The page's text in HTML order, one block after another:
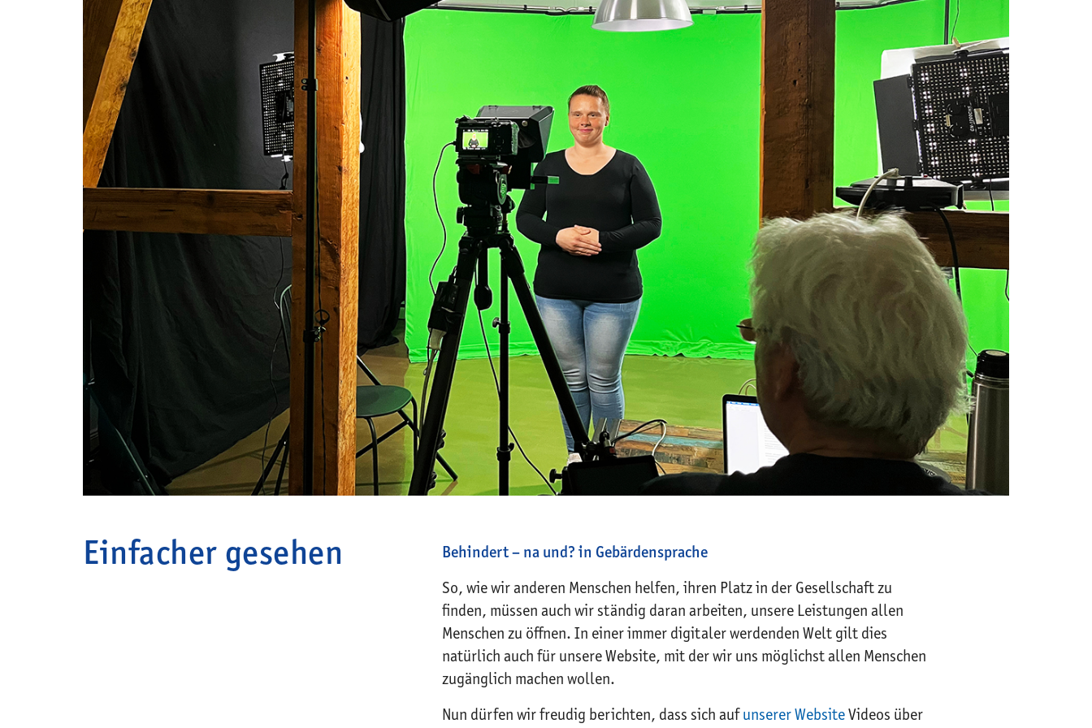
Einfacher gesehen Behindert – na und? in Gebärdensprache
So, wie wir anderen Menschen helfen, ihren Platz in der Gesellschaft zu
finden, müssen auch wir ständig daran arbeiten, unsere Leistungen allen
Menschen zu öffnen. In einer immer digitaler werdenden Welt gilt dies
natürlich auch für unsere Website, mit der wir uns möglichst allen Menschen
zugänglich machen wollen.
Nun dürfen wir freudig berichten, dass sich auf unserer WebsiteVideos über